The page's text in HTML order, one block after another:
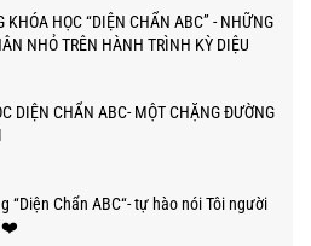
KHÓA HỌC “DIỆN CHẨN ABC” - NHỮNG
NHỎ TRÊN HÀNH TRÌNH KỲ DIỆU
DIỆN CHẨN ABC- MỘT CHẶNG ĐƯỜNG
“Diện Chẩn ABC“- tự hào nói Tôi người